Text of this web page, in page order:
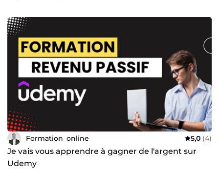
Formation_online 5,0 (4)
Je vais vous apprendre à gagner de l'argent sur
Udemy